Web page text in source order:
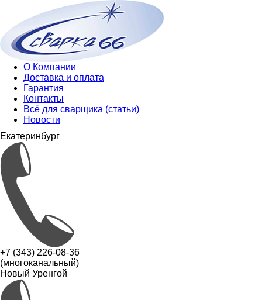
О Компании
Доставка и оплата
Гарантия
Контакты
Всё для сварщика (статьи)
Новости
Екатеринбург
+7 (343) 226-08-36
(многоканальный)
Новый Уренгой